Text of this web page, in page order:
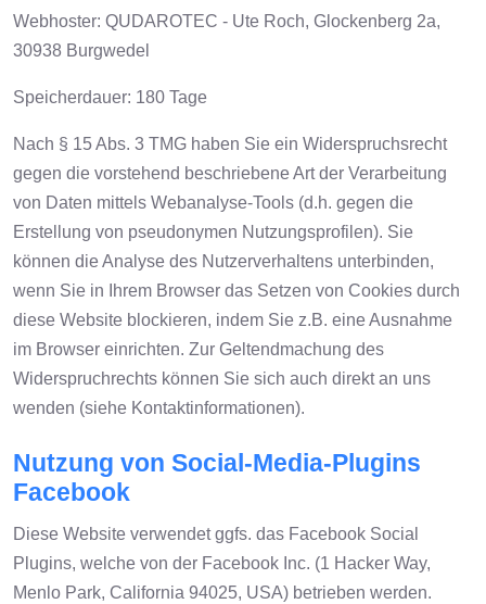
Webhoster: QUDAROTEC - Ute Roch, Glockenberg 2a,
30938 Burgwedel
Speicherdauer: 180 Tage
Nach § 15 Abs. 3 TMG haben Sie ein Widerspruchsrecht
gegen die vorstehend beschriebene Art der Verarbeitung
von Daten mittels Webanalyse-Tools (d.h. gegen die
Erstellung von pseudonymen Nutzungsprofilen). Sie
können die Analyse des Nutzerverhaltens unterbinden,
wenn Sie in Ihrem Browser das Setzen von Cookies durch
diese Website blockieren, indem Sie z.B. eine Ausnahme
im Browser einrichten. Zur Geltendmachung des
Widerspruchrechts können Sie sich auch direkt an uns
wenden (siehe Kontaktinformationen).
Nutzung von Social-Media-Plugins
Facebook
Diese Website verwendet ggfs. das Facebook Social
Plugins, welche von der Facebook Inc. (1 Hacker Way,
Menlo Park, California 94025, USA) betrieben werden.